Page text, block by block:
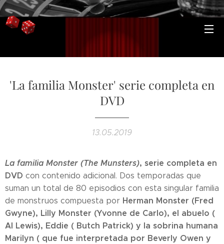
'La familia Monster' serie completa en
DVD
13.05.2019
La familia Monster (The Munsters), serie completa en
DVD con contenido adicional. Dos temporadas que
suman un total de 80 episodios con esta singular familia
de monstruos compuesta por Herman Monster (Fred
Gwyne), Lilly Monster (Yvonne de Carlo), el abuelo (
Al Lewis), Eddie ( Butch Patrick) y la sobrina humana
Marilyn ( que fue interpretada por Beverly Owen y